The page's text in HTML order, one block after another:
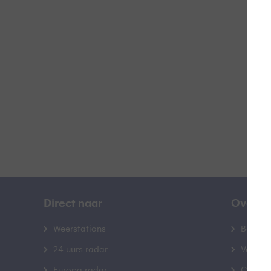
Direct naar
Weerstations
24 uurs radar
Over